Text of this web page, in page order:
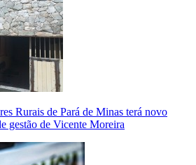
Rurais de Pará de Minas terá novo
gestão de Vicente Moreira